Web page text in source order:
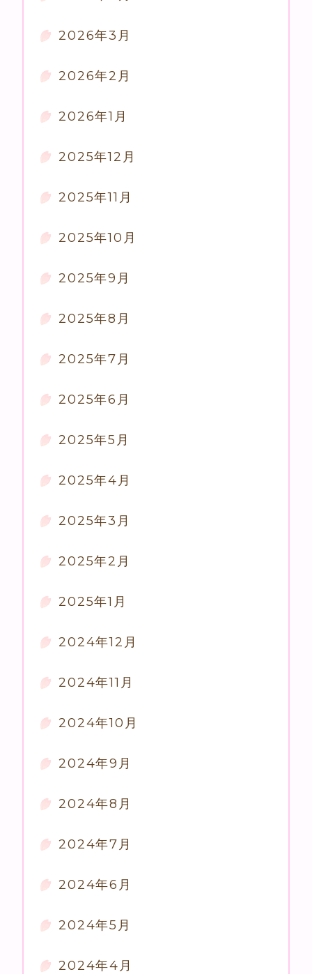
2026年3月
2026年2月
2026年1月
2025年12月
2025年11月
2025年10月
2025年9月
2025年8月
2025年7月
2025年6月
2025年5月
2025年4月
2025年3月
2025年2月
2025年1月
2024年12月
2024年11月
2024年10月
2024年9月
2024年8月
2024年7月
2024年6月
2024年5月
2024年4月